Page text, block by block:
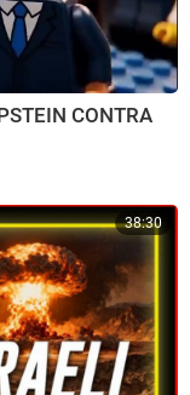
CONTRA
38:30